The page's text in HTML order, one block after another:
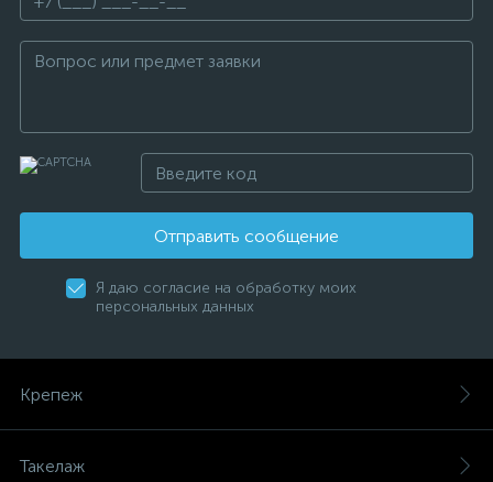
Отправить сообщение
Я даю согласие на обработку моих
персональных данных
Крепеж
Такелаж